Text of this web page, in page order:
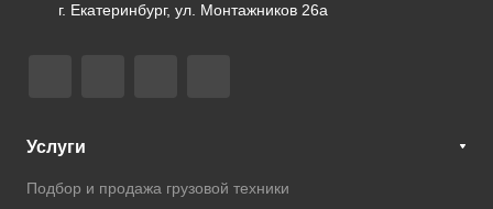
г. Екатеринбург, ул. Монтажников 26а
Услуги
Подбор и продажа грузовой техники